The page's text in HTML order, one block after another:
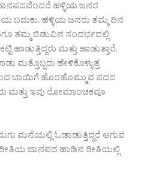
ಹಳ್ಳಿಯ ಜನರ
ಬದುಕು. ಹಳ್ಳಿಯ ಜನರು ತಮ್ಮ ದಿನ
ತಮ್ಮ ಬಿಡುವಿನ ಸಂದರ್ಭದಲ್ಲಿ
ಹಾಡುತ್ತಿದ್ದರು ಮತ್ತು ಹಾಡುತ್ತಾರೆ.
ಮತ್ತೊಬ್ಬರು ಹೇಳಿಕೊಳ್ಳುತ್ತ
ಬಾಯಿಗೆ ಹೊರಹೊಮ್ಮುವ ಪದದ
ಮತ್ತು ಇವು ರೋಮಾಂಚಕವೂ
ಮನೆಯಲ್ಲಿ ಓಡಾಡುತ್ತಿದ್ದರೆ ಆಗುವ
ರೀತಿಯ ಜಾನಪದ ಹಾಡಿನ ರೀತಿಯಲ್ಲಿ